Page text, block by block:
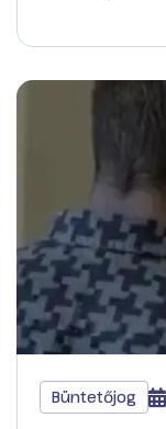
Büntetőjog